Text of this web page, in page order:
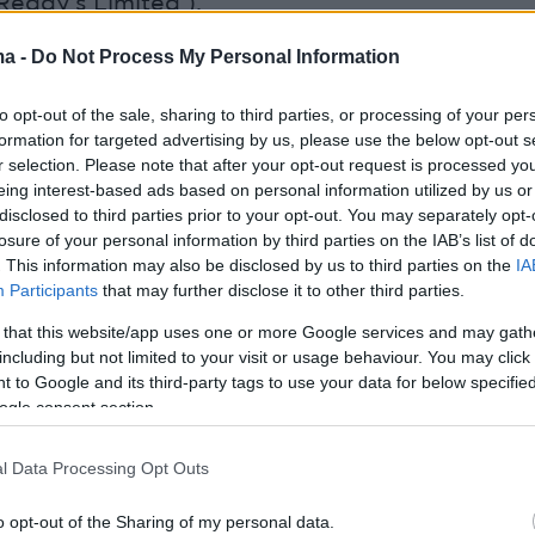
- Do Not Process My Personal Information
opt-out of the sale, sharing to third parties, or processing of your
for targeted advertising by us, please use the below opt-out
selection. Please note that after your opt-out request is processed
interest-based ads based on personal information utilized by us
to third parties prior to your opt-out. You may separately
of your personal information by third parties on the IAB’s list of
This information may also be disclosed by us to third parties on the
Participants that may further disclose it to other third parties.
that this website/app uses one or more Google services and may
but not limited to your visit or usage behaviour. You may
to Google and its third-party tags to use your data for below
consent section.
Data Processing Opt Outs
opt-out of the Sharing of my personal data.
AEBE ως κάτοχος άδειας
των προϊόντων, οφείλει να υλοποιήσει την
εύλογο χρονικό διάστημα.
της ανάκλησης πρέπει να τηρούνται για
πέντε (5) ετών και να τίθενται
εφόσον ζητηθούν.
το προϊόν RANITIDINE της MYLAN,
τα ακόλουθα: